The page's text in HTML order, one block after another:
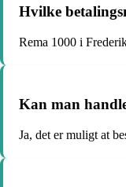
Hvilke
Rema 1000 i
Kan man
Ja, det er muligt at